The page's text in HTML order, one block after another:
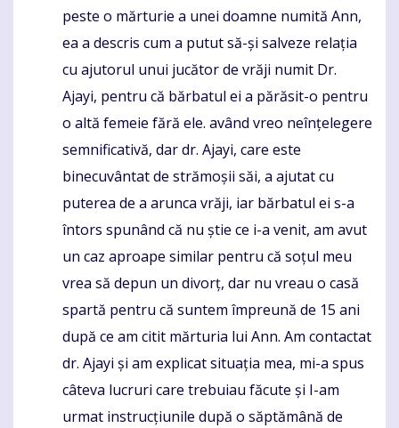
peste o mărturie a unei doamne numită Ann,
ea a descris cum a putut să-și salveze relația
cu ajutorul unui jucător de vrăji numit Dr.
Ajayi, pentru că bărbatul ei a părăsit-o pentru
o altă femeie fără ele. având vreo neînțelegere
semnificativă, dar dr. Ajayi, care este
binecuvântat de strămoșii săi, a ajutat cu
puterea de a arunca vrăji, iar bărbatul ei s-a
întors spunând că nu știe ce i-a venit, am avut
un caz aproape similar pentru că soțul meu
vrea să depun un divorț, dar nu vreau o casă
spartă pentru că suntem împreună de 15 ani
după ce am citit mărturia lui Ann. Am contactat
dr. Ajayi și am explicat situația mea, mi-a spus
câteva lucruri care trebuiau făcute și I-am
urmat instrucțiunile după o săptămână de